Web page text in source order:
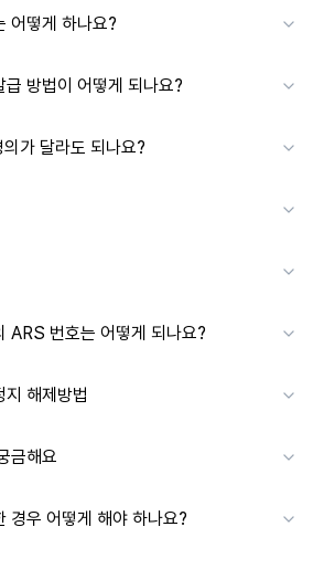
어떻게 하나요?
급 방법이 어떻게 되나요?
가 달라도 되나요?
ARS 번호는 어떻게 되나요?
지 해제방법
금해요
경우 어떻게 해야 하나요?